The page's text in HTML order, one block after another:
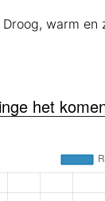
Droog, warm en
het